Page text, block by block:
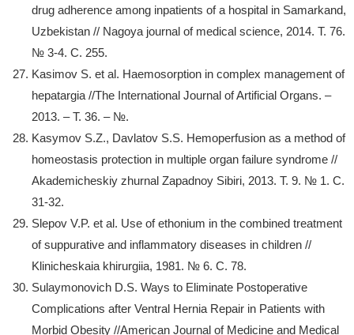
drug adherence among inpatients of a hospital in Samarkand,
Uzbekistan // Nagoya journal of medical science, 2014. Т. 76.
№ 3-4. С. 255.
Kasimov S. et al. Haemosorption in complex management of
hepatargia //The International Journal of Artificial Organs. –
2013. – Т. 36. – №.
Kasymov S.Z., Davlatov S.S. Hemoperfusion as a method of
homeostasis protection in multiple organ failure syndrome //
Akademicheskiy zhurnal Zapadnoy Sibiri, 2013. Т. 9. № 1. С.
31-32.
Slepov V.P. et al. Use of ethonium in the combined treatment
of suppurative and inflammatory diseases in children //
Klinicheskaia khirurgiia, 1981. № 6. С. 78.
Sulaymonovich D.S. Ways to Eliminate Postoperative
Complications after Ventral Hernia Repair in Patients with
Morbid Obesity //American Journal of Medicine and Medical